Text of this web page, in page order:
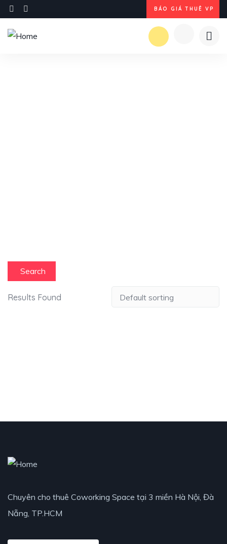
BÁO GIÁ THUÊ VP
Search
Results Found
Chuyên cho thuê Coworking Space tại 3 miền Hà Nội, Đà
Nẵng, TP.HCM